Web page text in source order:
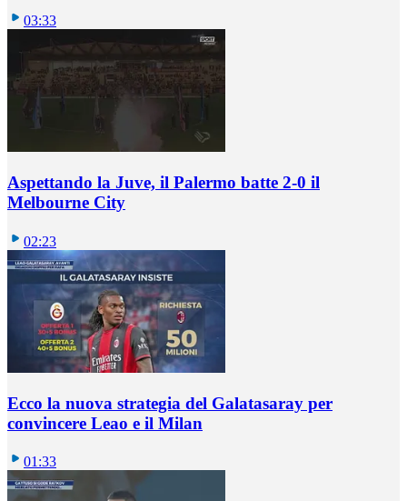
03:33
Aspettando la Juve, il Palermo batte 2-0 il
Melbourne City
02:23
Ecco la nuova strategia del Galatasaray per
convincere Leao e il Milan
01:33